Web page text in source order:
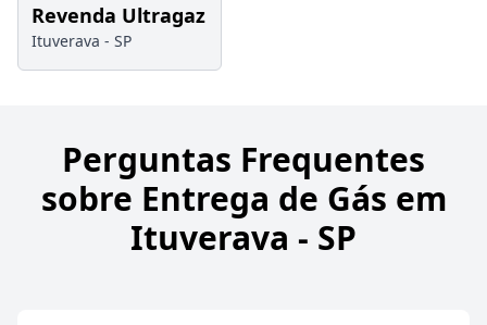
Revenda Ultragaz
Ituverava - SP
Perguntas Frequentes
sobre Entrega de Gás em
Ituverava - SP